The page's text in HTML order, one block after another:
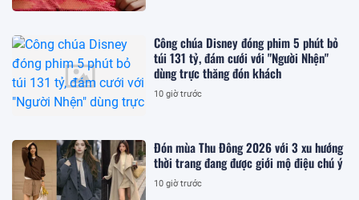
Công chúa Disney đóng phim 5 phút bỏ
túi 131 tỷ, đám cưới với "Người Nhện"
dùng trực thăng đón khách
10 giờ trước
Đón mùa Thu Đông 2026 với 3 xu hướng
thời trang đang được giới mộ điệu chú ý
10 giờ trước